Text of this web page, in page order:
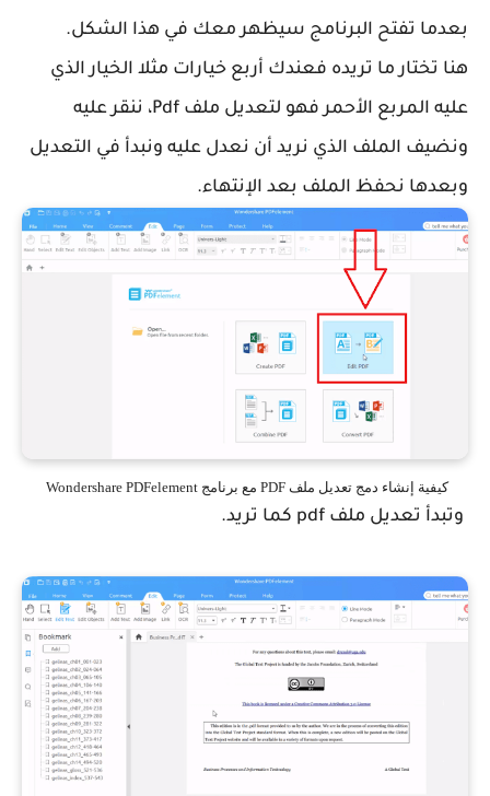
بعدما تفتح البرنامج سيظهر معك في هذا الشكل.
هنا تختار ما تريده فعندك أربع خيارات مثلا الخيار الذي
عليه المربع الأحمر فهو لتعديل ملف Pdf، ننقر عليه
ونضيف الملف الذي نريد أن نعدل عليه ونبدأ في التعديل
وبعدها نحفظ الملف بعد الإنتهاء.
كيفية إنشاء دمج تعديل ملف PDF مع برنامج Wondershare PDFelement
وتبدأ تعديل ملف pdf كما تريد.